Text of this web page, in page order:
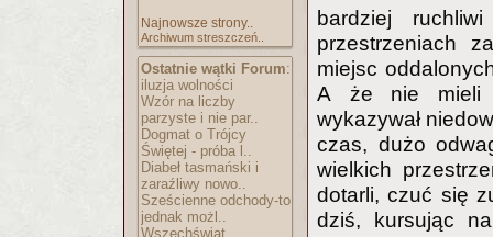
Najnowsze strony..
Archiwum streszczeń..
Ostatnie wątki Forum:
iluzja wolności
Wzór na liczby
parzyste i nie par..
Dogmat o Trójcy
Świętej - próba l..
Diabeł tasmański i
zaraźliwy nowo..
Sześcienne odchody-to
jednak możl..
Wszechświat
bardziej
przestrzeniach
miejsc
A że nie mieli
wykazywał
czas, dużo
wielkich
dotarli, czuć się
dziś, kursując